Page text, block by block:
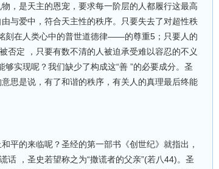
，是天主的恩宠，要求每一阶层的人都履行这最高
与爱中，符合天主性的秩序。只要失去了对超性秩
刻在人类心中的普世道德律——的尊重5；只要人的
否定 ，只要有数不清的人被迫承受难以容忍的不义
够实现呢？我们缺少了构成这“善 ”的必要成分。圣
思是说，有了和谐的秩序，有关人的真理最后终能
平的来临呢？圣经的第一部书《创世纪》就指出，
话 ，圣史若望称之为“撒谎者的父亲”(若八44)。圣